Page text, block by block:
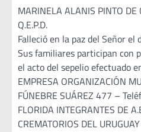
MARINELA ALANIS PINTO DE
Q.E.P.D.
Falleció en la paz del Señor
Sus familiares participan con
el acto del sepelio efectuado
EMPRESA ORGANIZACIÓN
FÚNEBRE SUÁREZ 477 –
FLORIDA INTEGRANTES DE
CREMATORIOS DEL